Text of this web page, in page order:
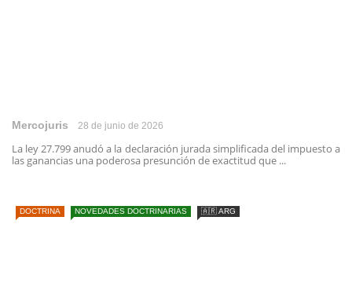
Mercojuris 28 de junio de 2026
La ley 27.799 anudó a la declaración jurada simplificada del impuesto a
las ganancias una poderosa presunción de exactitud que ...
DOCTRINA NOVEDADES DOCTRINARIAS 🇦🇷 ARG